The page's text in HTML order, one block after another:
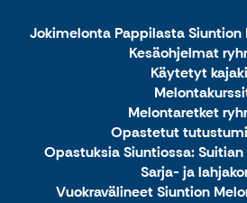
Jokimelonta Pappilasta Siuntion
Kesäohjelmat
Käytetyt
Melontaretket
Opastetut
Opastuksia Siuntiossa:
Sarja- ja
Vuokravälineet Siuntion